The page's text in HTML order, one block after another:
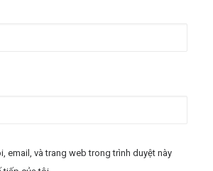
email, và trang web trong trình duyệt này